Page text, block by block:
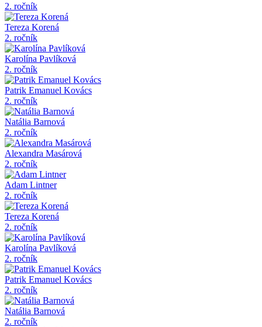
2. ročník
Tereza Korená
2. ročník
Karolína Pavlíková
2. ročník
Patrik Emanuel Kovács
2. ročník
Natália Barnová
2. ročník
Alexandra Masárová
2. ročník
Adam Lintner
2. ročník
Tereza Korená
2. ročník
Karolína Pavlíková
2. ročník
Patrik Emanuel Kovács
2. ročník
Natália Barnová
2. ročník